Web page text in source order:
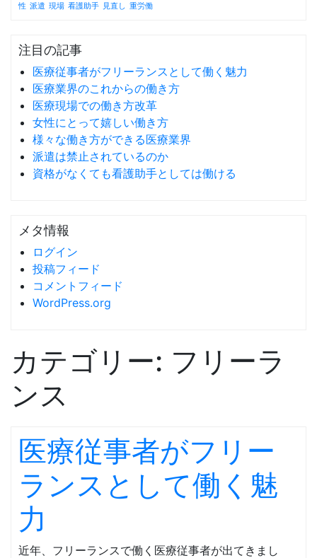
性 派遣 現場 看護助手 見直し 重労働
注目の記事
医療従事者がフリーランスとして働く魅力
医療業界のこれからの働き方
医療現場での働き方改革
女性にとって嬉しい働き方
様々な働き方ができる医療業界
派遣は禁止されているのか
資格がなくても看護助手としては働ける
メタ情報
ログイン
投稿フィード
コメントフィード
WordPress.org
カテゴリー: フリーラ
ンス
医療従事者がフリー
ランスとして働く魅
力
近年、フリーランスで働く医療従事者が出てきまし